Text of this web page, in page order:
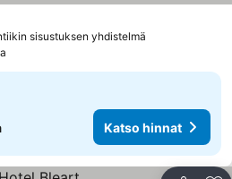
sisustuksen yhdistelmä
Katso hinnat